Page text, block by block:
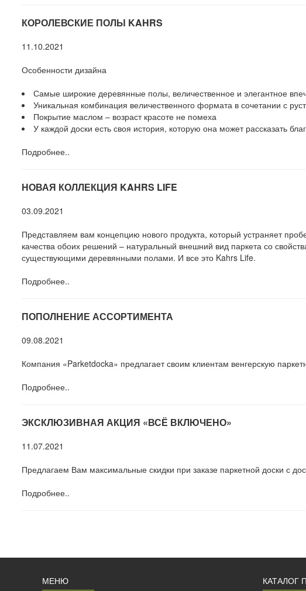
КОРОЛЕВСКИЕ ПОЛЫ KAHRS
11.10.2021
Особенности дизайна
Самые широкие деревянные полы, величественное и элегантное
Уникальная комбинация величественного формата в сочетании с
Покрытие маслом – возраст красоте не помеха
У каждой доски есть своя история, которую она может рассказать
Подробнее..
НОВАЯ КОЛЛЕКЦИЯ KAHRS LIFE
03.09.2021
Представляем вам концепцию нового продукта, который устраняет
качества обоих решений – натуральный внешний вид паркета со
существующими деревянными полами. И все это Kahrs Life.
Подробнее..
ПОПОЛНЕНИЕ АССОРТИМЕНТА
09.08.2021
Компания «Parketdocka» предлагает своим клиентам венгерскую
Подробнее..
ЭКСКЛЮЗИВНАЯ АКЦИЯ «ВСЁ ВКЛЮЧЕНО»
11.07.2021
Предлагаем Вам максимальные скидки при заказе паркетной доски с
Подробнее..
МЕНЮ КАТАЛОГ